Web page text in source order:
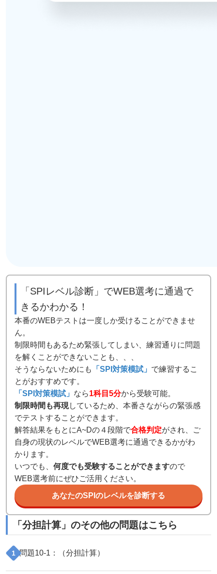
「SPIレベル診断」でWEB選考に通過で
きるかわかる！
本番のWEBテストは一度しか受けることができませ
ん。
制限時間もあるため緊張してしまい、練習通りに問題
を解くことができないことも、、、
そうならないためにも
「SPI対策模試」 で練習するこ
とがおすすめです。
「SPI対策模試」 なら1科目5分から受験可能。
制限時間も再現しているため、本番さながらの緊張感
でテストすることができます。
解答結果をもとにA~Dの４段階で合格判定がされ、ご
自身の現状のレベルでWEB選考に通過できるかがわ
かります。
いつでも、 何度でも受験することができますので
WEB選考前にぜひご活用ください。
あなたのSPIのレベルを診断する
「 分担計算 」のその他の問題はこちら
1 問題10-1 ：（分担計算）